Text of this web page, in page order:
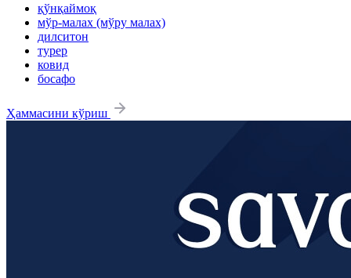
қўнқаймоқ
мўр-малах (мўру малах)
дилситон
турер
ковид
босафо
Ҳаммасини кўриш